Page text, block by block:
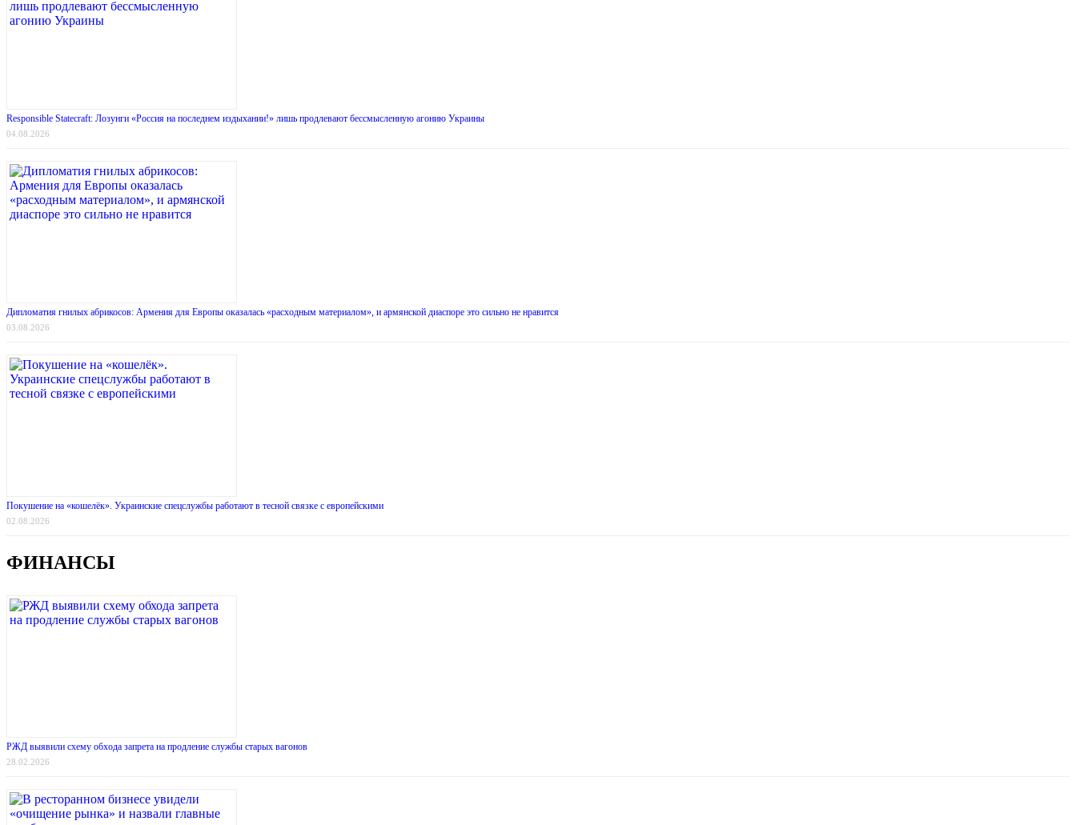
Responsible Statecraft: Лозунги «Россия на последнем издыхании!» лишь продлевают бессмысленную агонию Украины
04.08.2026
Дипломатия гнилых абрикосов: Армения для Европы оказалась «расходным материалом», и армянской диаспоре это сильно не нравится
03.08.2026
Покушение на «кошелёк». Украинские спецслужбы работают в тесной связке с европейскими
02.08.2026
ФИНАНСЫ
РЖД выявили схему обхода запрета на продление службы старых вагонов
28.02.2026